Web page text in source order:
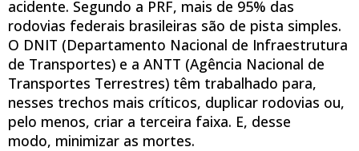
acidente. Segundo a PRF, mais de 95% das
rodovias federais brasileiras são de pista simples.
O DNIT (Departamento Nacional de Infraestrutura
de Transportes) e a ANTT (Agência Nacional de
Transportes Terrestres) têm trabalhado para,
nesses trechos mais críticos, duplicar rodovias ou,
pelo menos, criar a terceira faixa. E, desse
modo, minimizar as mortes.